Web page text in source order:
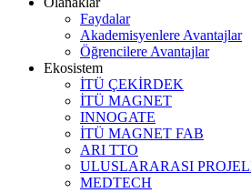
Faydalar
Akademisyenlere Avantajlar
Öğrencilere Avantajlar
Ekosistem
İTÜ ÇEKİRDEK
İTÜ MAGNET
INNOGATE
İTÜ MAGNET FAB
ARI TTO
ULUSLARARASI
MEDTECH